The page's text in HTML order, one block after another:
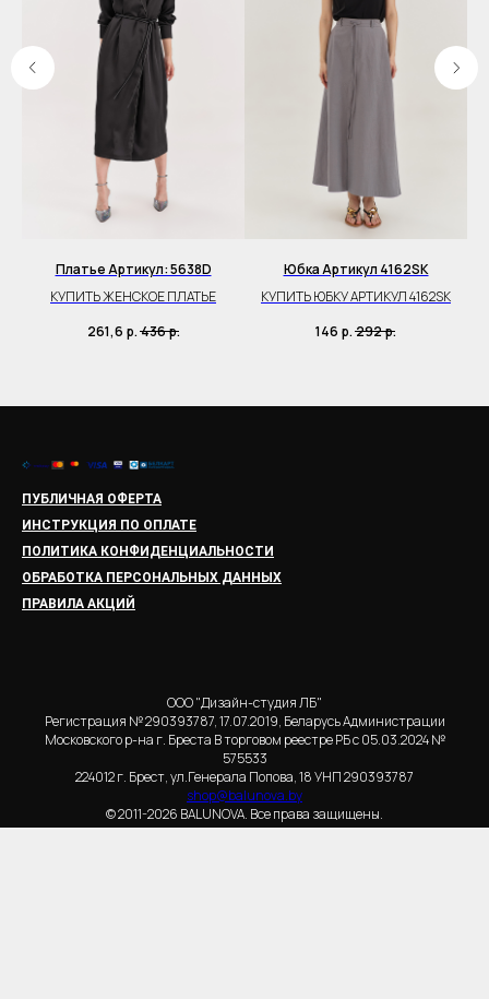
Платье Артикул: 5638D
КУПИТЬ ЖЕНСКОЕ ПЛАТЬЕ
261,6 р. 436р.
Юбка Артикул 4162SK
КУПИТЬ ЮБКУ АРТИКУЛ 4162SK
146 р. 292р.
ПУБЛИЧНАЯ ОФЕРТА
ИНСТРУКЦИЯ ПО ОПЛАТЕ
ПОЛИТИКА КОНФИДЕНЦИАЛЬНОСТИ
ОБРАБОТКА ПЕРСОНАЛЬНЫХ ДАННЫХ
ПРАВИЛА АКЦИЙ
ООО "Дизайн-студия ЛБ"
Регистрация № 290393787, 17.07.2019, Беларусь Администрации
Московского р-на г. Бреста В торговом реестре РБ с 05.03.2024 №
575533
224012 г. Брест, ул.Генерала Попова, 18 УНП 290393787
shop@balunova.by
© 2011-2026 BALUNOVA. Все права защищены.